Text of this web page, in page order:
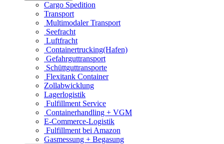
Cargo Spedition
Transport
Multimodaler Transport
Seefracht
Luftfracht
Containertrucking(Hafen)
Gefahrgut­transport
Schüttgut­transporte
Flexitank Container
Zollabwicklung
Lagerlogistik
Fulfillment Service
Containerhandling + VGM
E-Commerce-Logistik
Fulfillment bei Amazon
Gasmessung + Begasung